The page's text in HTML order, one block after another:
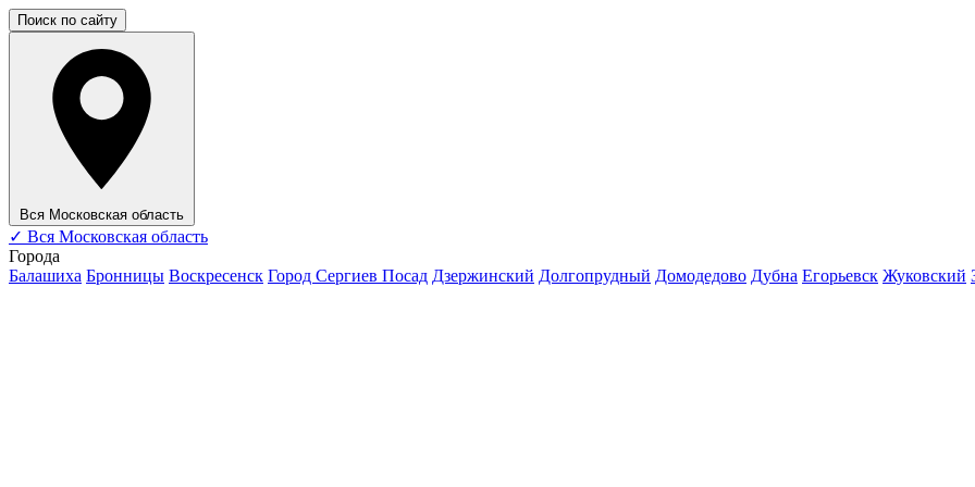
Поиск по сайту
Вся Московская область
✓ Вся Московская область
Города
Балашиха Бронницы Воскресенск Город Сергиев Посад Дзержинский Долгопрудный Домодедово Дубна Егорьевск Жуковский